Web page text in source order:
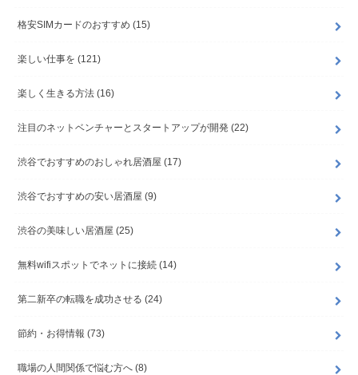
格安SIMカードのおすすめ (15)
楽しい仕事を (121)
楽しく生きる方法 (16)
注目のネットベンチャーとスタートアップが開発 (22)
渋谷でおすすめのおしゃれ居酒屋 (17)
渋谷でおすすめの安い居酒屋 (9)
渋谷の美味しい居酒屋 (25)
無料wifiスポットでネットに接続 (14)
第二新卒の転職を成功させる (24)
節約・お得情報 (73)
職場の人間関係で悩む方へ (8)